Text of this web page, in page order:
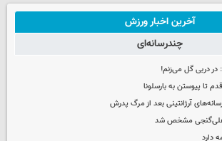
آخرین اخبار ورزش
چندرسانه‌ای
دربی گل می‌زنم!
تا پیوستن به بارسلونا
آرژانتینی بعد از مرگ پدرش
مشخص شد
دارد